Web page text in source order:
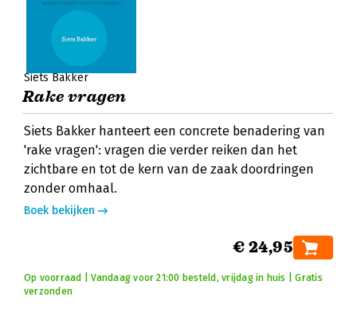
Siets Bakker
Rake vragen
Siets Bakker hanteert een concrete benadering van
'rake vragen': vragen die verder reiken dan het
zichtbare en tot de kern van de zaak doordringen
zonder omhaal.
Boek bekijken
€ 24,95
Op voorraad | Vandaag voor 21:00 besteld, vrijdag in huis | Gratis
verzonden